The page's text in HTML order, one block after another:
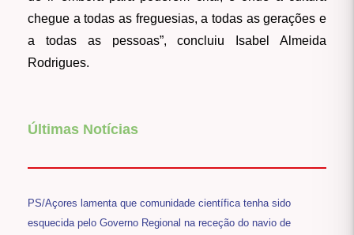
chegue a todas as freguesias, a todas as gerações e
a todas as pessoas”, concluiu Isabel Almeida
Rodrigues.
Últimas Notícias
PS/Açores lamenta que comunidade científica tenha sido
esquecida pelo Governo Regional na receção do navio de